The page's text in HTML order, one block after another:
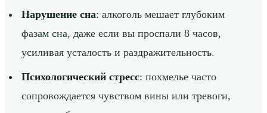
Нарушение сна: алкоголь мешает глубоким
фазам сна, даже если вы проспали 8 часов,
усиливая усталость и раздражительность.
Психологический стресс: похмелье часто
сопровождается чувством вины или тревоги,